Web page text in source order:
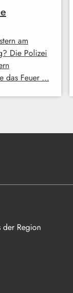
am
Die Polizei
das Feuer …
der Region